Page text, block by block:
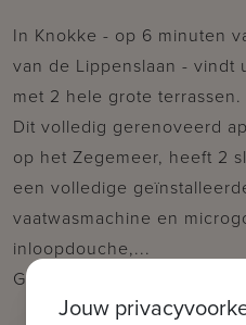
In Knokke - op 6 minuten
van de Lippenslaan - vindt
met 2 hele grote
Dit volledig gerenoveerd
op het Zegemeer, heeft 2
een volledige
vaatwasmachine en
inloopdouche,...
Gratis Wifi
Jouw